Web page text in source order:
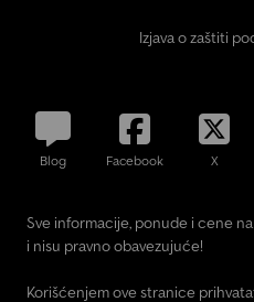
Izjava o zaštiti
Blog Facebook X
Sve informacije, ponude i cene
i nisu pravno obavezujuće!
Korišćenjem ove stranice